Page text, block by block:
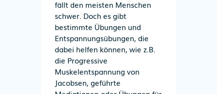
fällt den meisten Menschen
schwer. Doch es gibt
bestimmte Übungen und
Entspannungsübungen, die
dabei helfen können, wie z.B.
die Progressive
Muskelentspannung von
Jacobsen, geführte